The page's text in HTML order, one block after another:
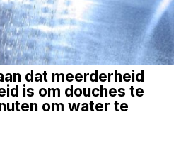
dat meerderheid
is om douches te
om water te